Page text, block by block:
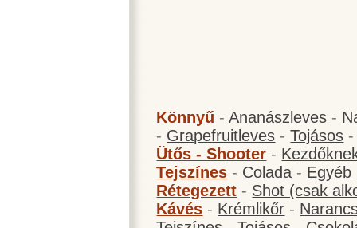
Könnyű -Ananászleves -
- Grapefruitleves -Tojásos
Ütős - Shooter -
Tejszínes - Colada - Egyéb
Rétegezett - Shot (csak
Kávés - Krémlikőr -